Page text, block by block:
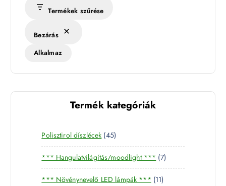
Termékek szűrése
Bezárás
Alkalmaz
Termék kategóriák
Polisztirol díszlécek 454
5
t
e
r
*** Hangulatvilágítás/moodlight *** 77
t
*** Növénynevelő LED lámpák *** 111